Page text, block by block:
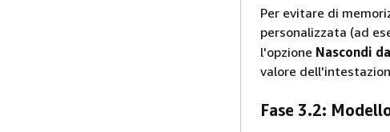
Per evitare di
personalizzata (ad
l'opzione Nascondi
valore
Fase 3.2: